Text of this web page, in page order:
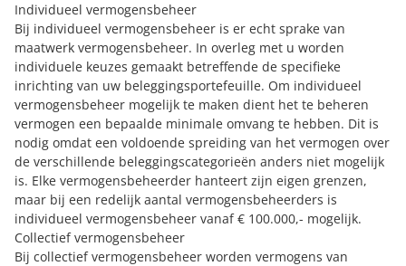
Individueel vermogensbeheer
Bij individueel vermogensbeheer is er echt sprake van
maatwerk vermogensbeheer. In overleg met u worden
individuele keuzes gemaakt betreffende de specifieke
inrichting van uw beleggingsportefeuille. Om individueel
vermogensbeheer mogelijk te maken dient het te beheren
vermogen een bepaalde minimale omvang te hebben. Dit is
nodig omdat een voldoende spreiding van het vermogen over
de verschillende beleggingscategorieën anders niet mogelijk
is. Elke vermogensbeheerder hanteert zijn eigen grenzen,
maar bij een redelijk aantal vermogensbeheerders is
individueel vermogensbeheer vanaf € 100.000,- mogelijk.
Collectief vermogensbeheer
Bij collectief vermogensbeheer worden vermogens van